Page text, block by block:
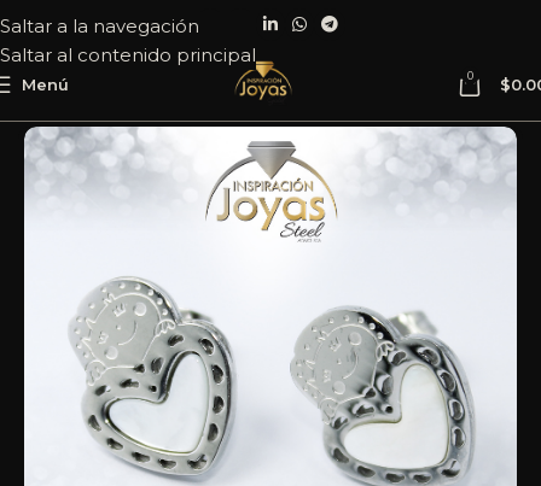
Saltar a la navegación
Saltar al contenido principal
Menú 0 $